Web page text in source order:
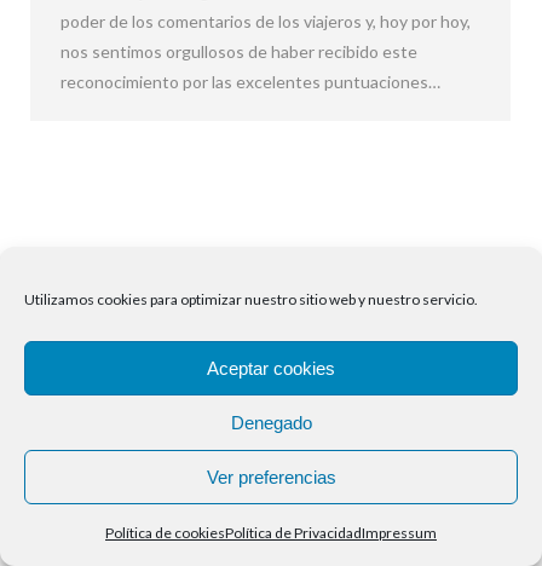
Utilizamos cookies para optimizar nuestro sitio web y nuestro servicio.
Aceptar cookies
Denegado
Ver preferencias
Política de cookiesPolítica de PrivacidadImpressum
poder de los comentarios de los viajeros y, hoy por hoy,
nos sentimos orgullosos de haber recibido este
reconocimiento por las excelentes puntuaciones…